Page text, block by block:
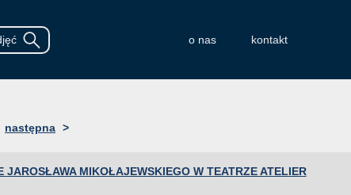
o nas kontakt
następna >
JAROSŁAWA MIKOŁAJEWSKIEGO W TEATRZE ATELIER